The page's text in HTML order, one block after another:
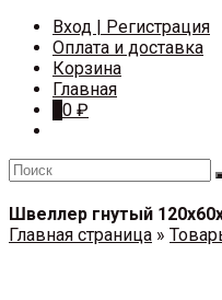
Вход | Регистрация
Оплата и доставка
Корзина
Главная
0 ₽
Швеллер гнутый
Главная страница »